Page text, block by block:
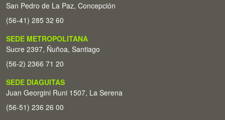
San Pedro de La Paz, Concepción
(56-41) 285 32 60
SEDE METROPOLITANA
Sucre 2397, Ñuñoa, Santiago
(56-2) 2366 71 20
SEDE DIAGUITAS
Juan Georgini Runi 1507, La Serena
(56-51) 236 26 00